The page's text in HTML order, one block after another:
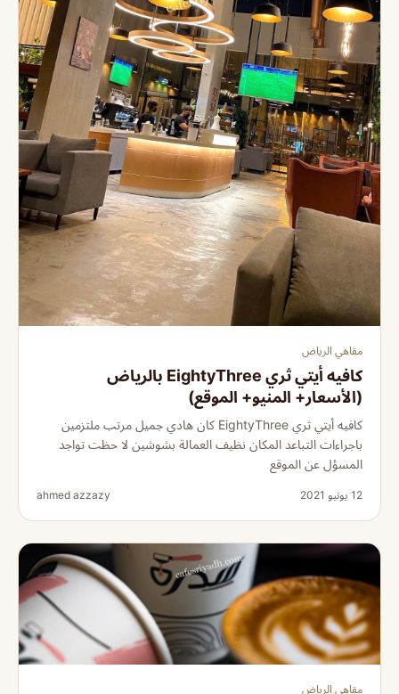
مقاهي الرياض
كافيه أيتي ثري EightyThree بالرياض
(الأسعار+ المنيو+ الموقع)
كافيه أيتي ثري EightyThree كان هادي جميل مرتب ملتزمين
باجراءات التباعد المكان نظيف العمالة بشوشين لا حظت تواجد
المسؤل عن الموقع
12 يونيو 2021 ahmed azzazy
مقاهي الرياض